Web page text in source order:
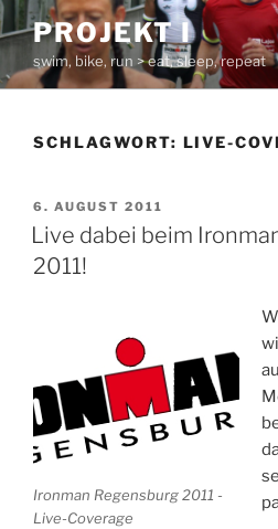
Zum
Inhalt
springen
PROJEKT I
swim, bike, run > eat, sleep, repeat
SCHLAGWORT: LIVE-
VERÖFFENTLICHT
AM
6. AUGUST 2011
Live dabei beim
2011!
Ironman Regensburg 2011 -
Live-Coverage